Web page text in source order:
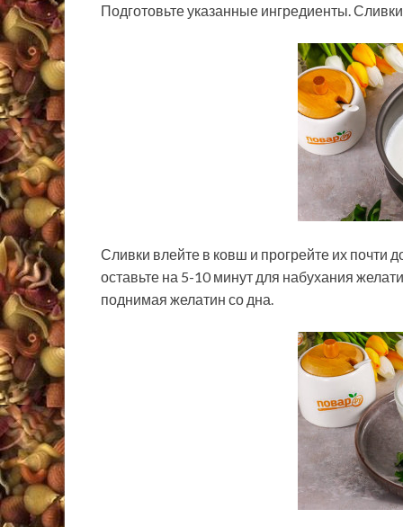
Подготовьте указанные ингредиенты.
Сливки влейте в ковш и прогрейте их почти
оставьте на 5-10 минут для набухания
поднимая желатин со дна.